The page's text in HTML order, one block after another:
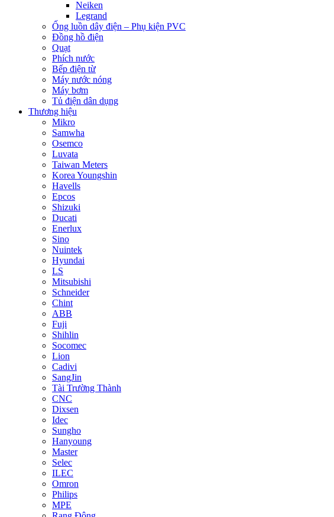
Neiken
Legrand
Ống luồn dây điện – Phụ kiện PVC
Đồng hồ điện
Quạt
Phích nước
Bếp điện từ
Máy nước nóng
Máy bơm
Tủ điện dân dụng
Thương hiệu
Mikro
Samwha
Osemco
Luvata
Taiwan Meters
Korea Youngshin
Havells
Epcos
Shizuki
Ducati
Enerlux
Sino
Nuintek
Hyundai
LS
Mitsubishi
Schneider
Chint
ABB
Fuji
Shihlin
Socomec
Lion
Cadivi
SangJin
Tài Trường Thành
CNC
Dixsen
Idec
Sungho
Hanyoung
Master
Selec
ILEC
Omron
Philips
MPE